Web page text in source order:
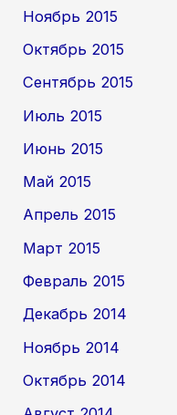
Ноябрь 2015
Октябрь 2015
Сентябрь 2015
Июль 2015
Июнь 2015
Май 2015
Апрель 2015
Март 2015
Февраль 2015
Декабрь 2014
Ноябрь 2014
Октябрь 2014